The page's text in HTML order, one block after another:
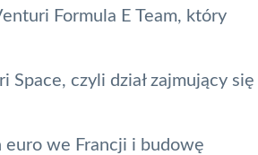
Formula E Team, który
Space, czyli dział zajmujący się
euro we Francji i budowę